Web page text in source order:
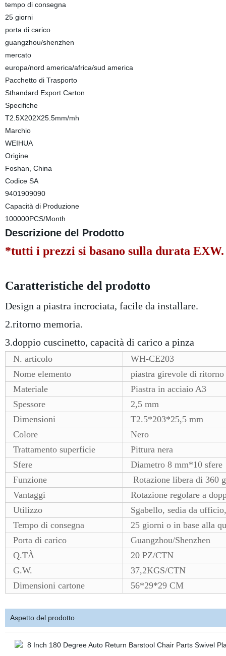
tempo di consegna
25 giorni
porta di carico
guangzhou/shenzhen
mercato
europa/nord america/africa/sud america
Pacchetto di Trasporto
Sthandard Export Carton
Specifiche
T2.5X202X25.5mm/mh
Marchio
WEIHUA
Origine
Foshan, China
Codice SA
9401909090
Capacità di Produzione
100000PCS/Month
Descrizione del Prodotto
*tutti i prezzi si basano sulla durata EXW.
Caratteristiche del prodotto
Design a piastra incrociata, facile da installare.
2.ritorno memoria.
3.doppio cuscinetto, capacità di carico a pinza
N. articolo
WH-CE203
Nome elemento
piastra girevole di
Materiale
Piastra in acciaio A3
Spessore
2,5 mm
Dimensioni
T2.5*203*25,5 mm
Colore
Nero
Trattamento superficie
Pittura nera
Sfere
Diametro 8 mm*10 sfere
Funzione
Rotazione libera di 360
Vantaggi
Rotazione regolare a
Utilizzo
Sgabello, sedia da
Tempo di consegna
25 giorni o in base alla
Porta di carico
Guangzhou/Shenzhen
Q.TÀ
20 PZ/CTN
G.W.
37,2KGS/CTN
Dimensioni cartone
56*29*29 CM
Aspetto del prodotto